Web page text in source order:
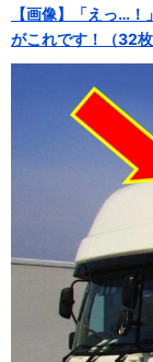
【画像】「えっ…
がこれです！（32枚